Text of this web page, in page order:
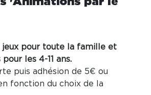
jeux pour toute la famille et
les 4-11 ans.
puis adhésion de 5€ ou
fonction du choix de la